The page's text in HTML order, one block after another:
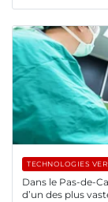
TECHNOLOGIES
Dans le Pas-de-
d’un des plus